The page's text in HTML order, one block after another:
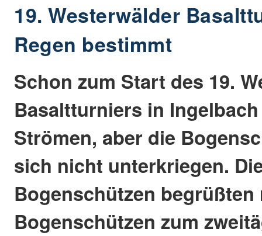
19. Westerwälder
Regen bestimmt
Schon zum Start des 19.
Basaltturniers in
Strömen, aber die
sich nicht unterkriegen.
Bogenschützen begrüßten
Bogenschützen zum